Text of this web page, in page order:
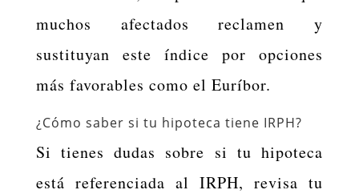
muchos afectados reclamen y
sustituyan este índice por opciones
más favorables como el Euríbor.
¿Cómo saber si tu hipoteca tiene IRPH?
Si tienes dudas sobre si tu hipoteca
está referenciada al IRPH, revisa tu